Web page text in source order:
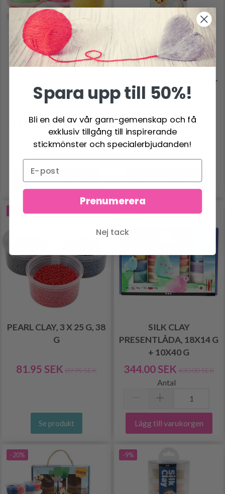
10X35 G
196.00 SEK 245.00 SEK
Lägg till varukorgen
SÖT PÅSKFAMILJ, 1 SET
57.95 SEK
Lägg till varukorgen
PEARL CLAY, 3 X 25 G, 38
G
81.95 SEK 89.95 SEK
Se produkt
SILK CLAY
PRESENTLÅDA, 18X14 G
+ 10X40 G
344.00 SEK 430.00 SEK
Antal
Lägg till varukorgen
-20% -9%
Spara upp till 50%!
Bli en del av vår garn-gemenskap och få
exklusiv tillgång till inspirerande
stickmönster och specialerbjudanden!
Prenumerera
Nej tack